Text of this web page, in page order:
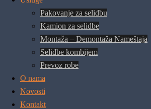
Pakovanje za selidbu
Kamion za selidbe
Montaža – Demontaža Nameštaja
Selidbe kombijem
Prevoz robe
O nama
Novosti
Kontakt